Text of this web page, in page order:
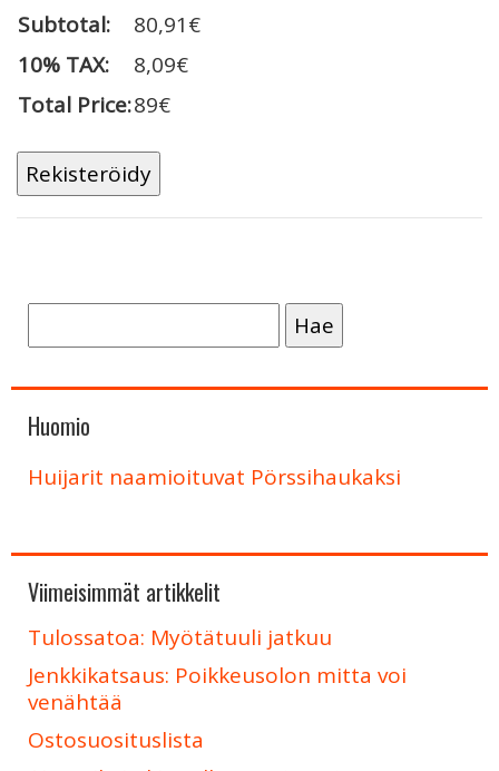
Subtotal:
80,91€
10% TAX:
8,09€
Total Price:89€
Huomio
Huijarit naamioituvat Pörssihaukaksi
Viimeisimmät artikkelit
Tulossatoa: Myötätuuli jatkuu
Jenkkikatsaus: Poikkeusolon mitta voi
venähtää
Ostosuosituslista